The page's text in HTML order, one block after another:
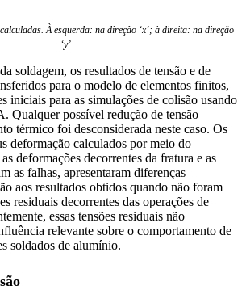
À esquerda: na direção ‘x’; à direita: na direção
‘y’
soldagem, os resultados de tensão e de
para o modelo de elementos finitos,
iniciais para as simulações de colisão usando
Qualquer possível redução de tensão
térmico foi desconsiderada neste caso. Os
deformação calculados por meio do
deformações decorrentes da fratura e as
as falhas, apresentaram diferenças
aos resultados obtidos quando não foram
residuais decorrentes das operações de
essas tensões residuais não
relevante sobre o comportamento de
soldados de alumínio.